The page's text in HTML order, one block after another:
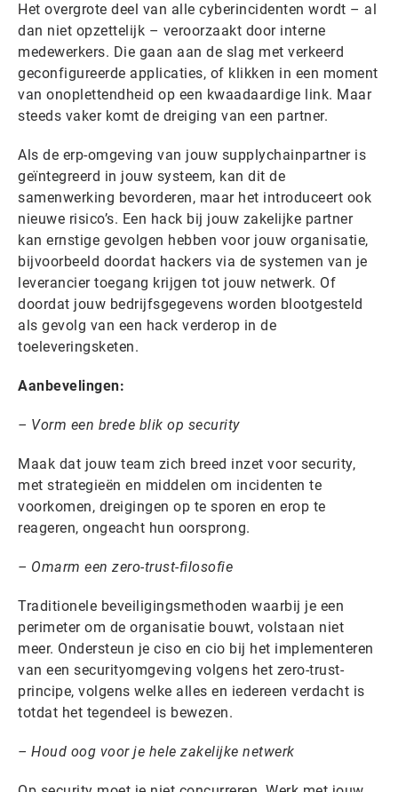
Het overgrote deel van alle cyberincidenten wordt – al
dan niet opzettelijk – veroorzaakt door interne
medewerkers. Die gaan aan de slag met verkeerd
geconfigureerde applicaties, of klikken in een moment
van onoplettendheid op een kwaadaardige link. Maar
steeds vaker komt de dreiging van een partner.
Als de erp-omgeving van jouw supplychainpartner is
geïntegreerd in jouw systeem, kan dit de
samenwerking bevorderen, maar het introduceert ook
nieuwe risico’s. Een hack bij jouw zakelijke partner
kan ernstige gevolgen hebben voor jouw organisatie,
bijvoorbeeld doordat hackers via de systemen van je
leverancier toegang krijgen tot jouw netwerk. Of
doordat jouw bedrijfsgegevens worden blootgesteld
als gevolg van een hack verderop in de
toeleveringsketen.
Aanbevelingen:
– Vorm een brede blik op security
Maak dat jouw team zich breed inzet voor security,
met strategieën en middelen om incidenten te
voorkomen, dreigingen op te sporen en erop te
reageren, ongeacht hun oorsprong.
– Omarm een zero-trust-filosofie
Traditionele beveiligingsmethoden waarbij je een
perimeter om de organisatie bouwt, volstaan niet
meer. Ondersteun je ciso en cio bij het implementeren
van een securityomgeving volgens het zero-trust-
principe, volgens welke alles en iedereen verdacht is
totdat het tegendeel is bewezen.
– Houd oog voor je hele zakelijke netwerk